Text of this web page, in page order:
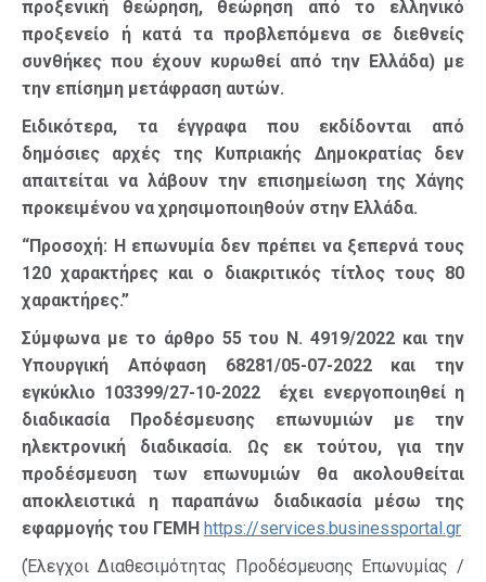
προξενική θεώρηση, θεώρηση από το ελληνικό
προξενείο ή κατά τα προβλεπόμενα σε διεθνείς
συνθήκες που έχουν κυρωθεί από την Ελλάδα) με
την επίσημη μετάφραση αυτών.
Ειδικότερα, τα έγγραφα που εκδίδονται από
δημόσιες αρχές της Κυπριακής Δημοκρατίας δεν
απαιτείται να λάβουν την επισημείωση της Χάγης
προκειμένου να χρησιμοποιηθούν στην Ελλάδα.
“Προσοχή: Η επωνυμία δεν πρέπει να ξεπερνά τους
120 χαρακτήρες και ο διακριτικός τίτλος τους 80
χαρακτήρες.”
Σύμφωνα με το άρθρο 55 του Ν. 4919/2022 και την
Υπουργική Απόφαση 68281/05-07-2022 και την
εγκύκλιο 103399/27-10-2022 έχει ενεργοποιηθεί η
διαδικασία Προδέσμευσης επωνυμιών με την
ηλεκτρονική διαδικασία. Ως εκ τούτου, για την
προδέσμευση των επωνυμιών θα ακολουθείται
αποκλειστικά η παραπάνω διαδικασία μέσω της
εφαρμογής του ΓΕΜΗ https://services.businessportal.gr
(Έλεγχοι Διαθεσιμότητας Προδέσμευσης Επωνυμίας /